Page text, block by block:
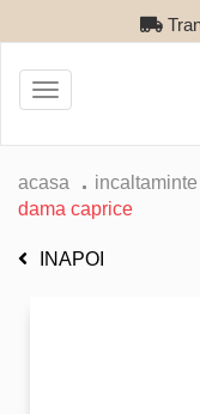
Toggle
navigation
acasa
dama caprice
INAPOI